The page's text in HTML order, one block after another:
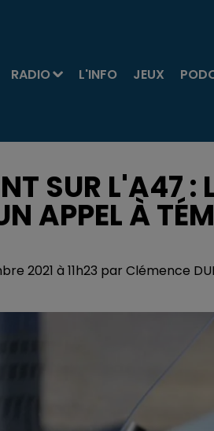
RADIO L'INFO JEUX
SUR L'A47 :
APPEL À
2021 à 11h23 par Clémence